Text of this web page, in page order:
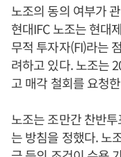
노조의 동의 여부가
현대IFC 노조는 현대
무적 투자자(FI)라는
려하고 있다. 노조는
고 매각 철회를 요청
노조는 조만간 찬반
는 방침을 정했다. 노